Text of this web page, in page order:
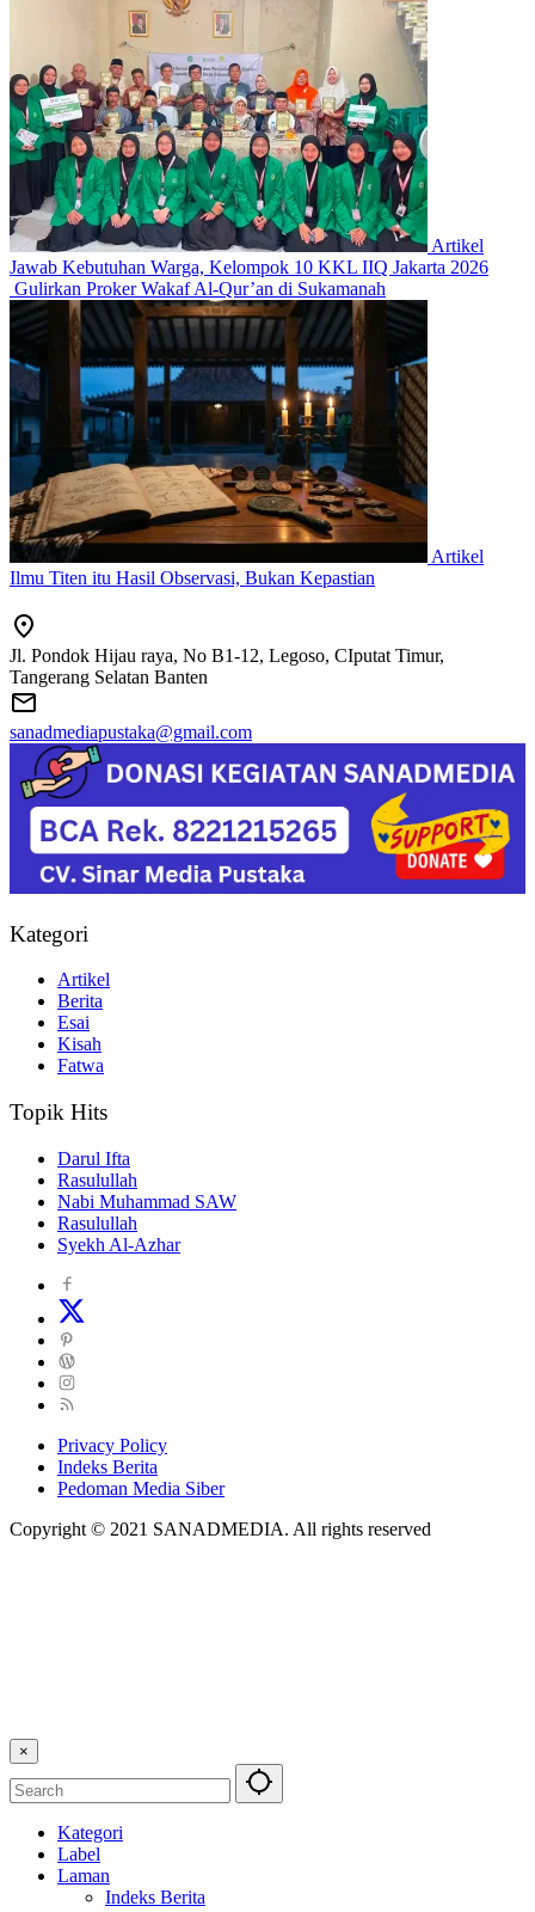
Artikel
Jawab Kebutuhan Warga, Kelompok 10 KKL IIQ Jakarta 2026
Gulirkan Proker Wakaf Al-Qur’an di Sukamanah
Artikel
Ilmu Titen itu Hasil Observasi, Bukan Kepastian
Jl. Pondok Hijau raya, No B1-12, Legoso, CIputat Timur,
Tangerang Selatan Banten
sanadmediapustaka@gmail.com
Kategori
Artikel
Berita
Esai
Kisah
Fatwa
Topik Hits
Darul Ifta
Rasulullah
Nabi Muhammad SAW
Rasulullah
Syekh Al-Azhar
Privacy Policy
Indeks Berita
Pedoman Media Siber
Copyright © 2021 SANADMEDIA. All rights reserved
×
Kategori
Label
Laman
Indeks Berita